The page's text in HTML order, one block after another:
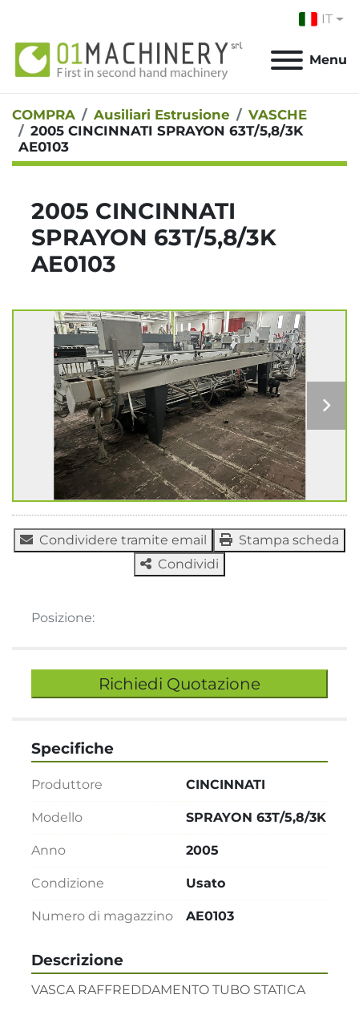
IT
Menu
COMPRA Ausiliari Estrusione
VASCHE
2005 CINCINNATI SPRAYON 63T/5,8/3K
AE0103
2005 CINCINNATI
SPRAYON 63T/5,8/3K
AE0103
Condividere tramite email
Stampa scheda
Condividi
Posizione:
Richiedi Quotazione
Descrizione
VASCA RAFFREDDAMENTO TUBO STATICA
Specifiche
Produttore CINCINNATI
Modello SPRAYON 63T/5,8/3K
Anno 2005
Condizione Usato
Numero di magazzino AE0103